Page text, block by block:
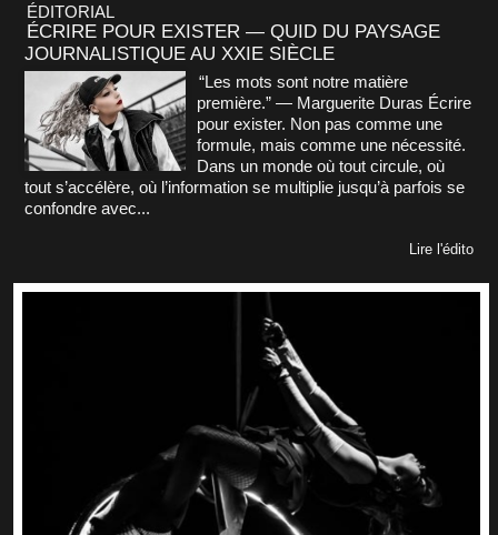
ÉDITORIAL
ÉCRIRE POUR EXISTER — QUID DU PAYSAGE
JOURNALISTIQUE AU XXIE SIÈCLE
“Les mots sont notre matière
première.” — Marguerite Duras Écrire
pour exister. Non pas comme une
formule, mais comme une nécessité.
Dans un monde où tout circule, où
tout s’accélère, où l’information se multiplie jusqu’à parfois se
confondre avec...
Lire l'édito